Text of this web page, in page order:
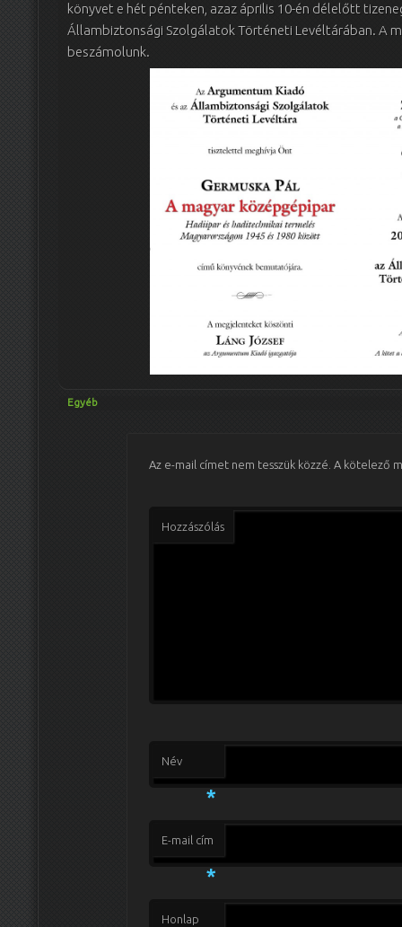
könyvet e hét pénteken, azaz április 10-én délelőtt
Állambiztonsági Szolgálatok Történeti Levéltárában. A
beszámolunk.
Egyéb
Az e-mail címet nem tesszük közzé. A kötelező
Hozzászólás
Név
*
E-mail cím
*
Honlap